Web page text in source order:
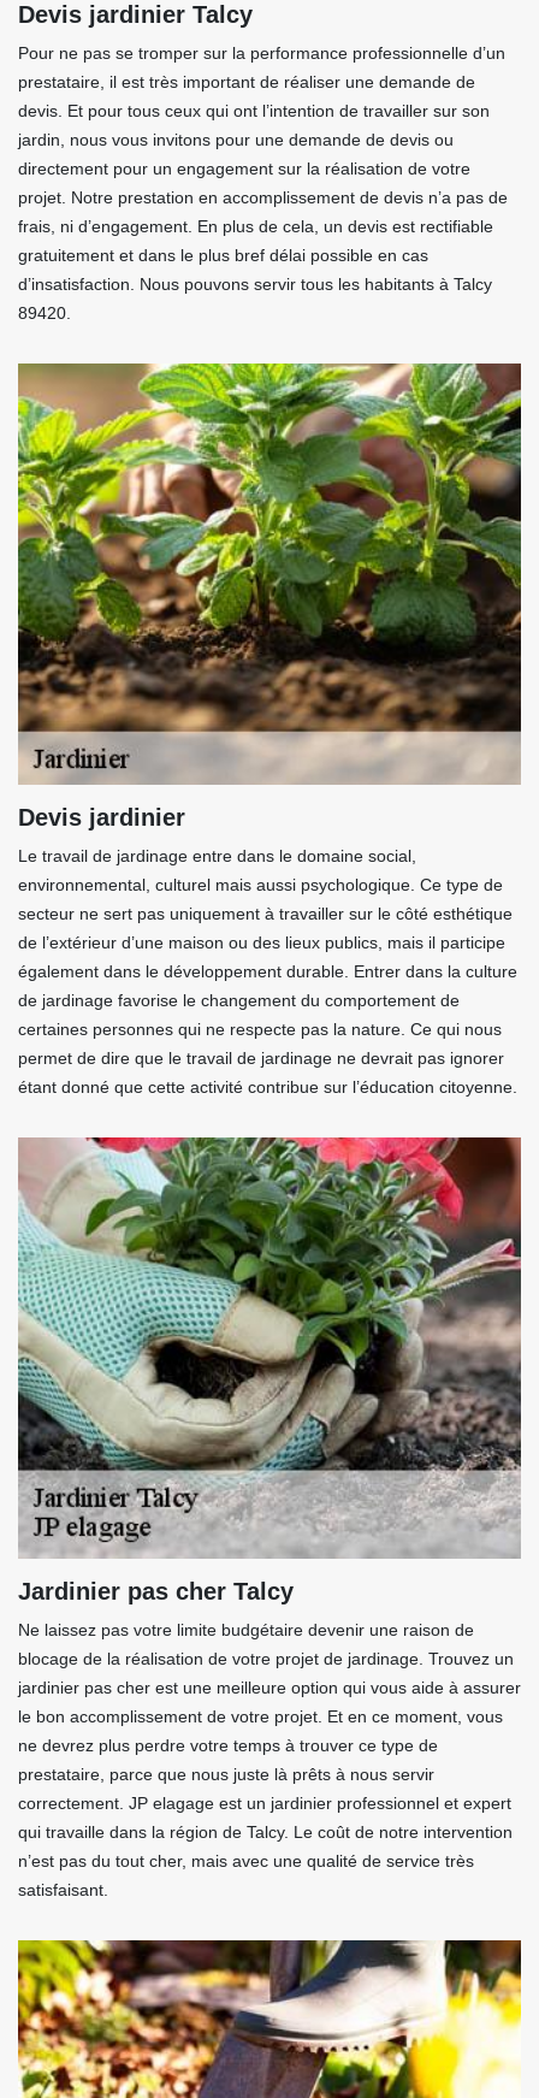
Devis jardinier Talcy
Pour ne pas se tromper sur la performance professionnelle d’un
prestataire, il est très important de réaliser une demande de
devis. Et pour tous ceux qui ont l’intention de travailler sur son
jardin, nous vous invitons pour une demande de devis ou
directement pour un engagement sur la réalisation de votre
projet. Notre prestation en accomplissement de devis n’a pas de
frais, ni d’engagement. En plus de cela, un devis est rectifiable
gratuitement et dans le plus bref délai possible en cas
d’insatisfaction. Nous pouvons servir tous les habitants à Talcy
89420.
Devis jardinier
Le travail de jardinage entre dans le domaine social,
environnemental, culturel mais aussi psychologique. Ce type de
secteur ne sert pas uniquement à travailler sur le côté esthétique
de l’extérieur d’une maison ou des lieux publics, mais il participe
également dans le développement durable. Entrer dans la culture
de jardinage favorise le changement du comportement de
certaines personnes qui ne respecte pas la nature. Ce qui nous
permet de dire que le travail de jardinage ne devrait pas ignorer
étant donné que cette activité contribue sur l’éducation citoyenne.
Jardinier pas cher Talcy
Ne laissez pas votre limite budgétaire devenir une raison de
blocage de la réalisation de votre projet de jardinage. Trouvez un
jardinier pas cher est une meilleure option qui vous aide à assurer
le bon accomplissement de votre projet. Et en ce moment, vous
ne devrez plus perdre votre temps à trouver ce type de
prestataire, parce que nous juste là prêts à nous servir
correctement. JP elagage est un jardinier professionnel et expert
qui travaille dans la région de Talcy. Le coût de notre intervention
n’est pas du tout cher, mais avec une qualité de service très
satisfaisant.